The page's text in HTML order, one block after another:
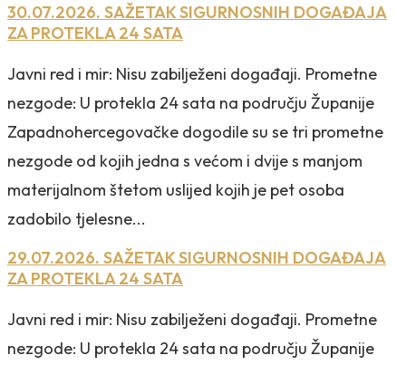
30.07.2026. SAŽETAK SIGURNOSNIH DOGAĐAJA
ZA PROTEKLA 24 SATA
Javni red i mir: Nisu zabilježeni događaji. Prometne
nezgode: U protekla 24 sata na području Županije
Zapadnohercegovačke dogodile su se tri prometne
nezgode od kojih jedna s većom i dvije s manjom
materijalnom štetom uslijed kojih je pet osoba
zadobilo tjelesne...
29.07.2026. SAŽETAK SIGURNOSNIH DOGAĐAJA
ZA PROTEKLA 24 SATA
Javni red i mir: Nisu zabilježeni događaji. Prometne
nezgode: U protekla 24 sata na području Županije